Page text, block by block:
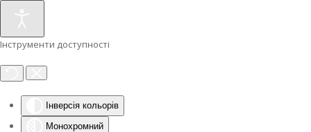
Інструменти доступності
Інверсія кольорів
Монохромний